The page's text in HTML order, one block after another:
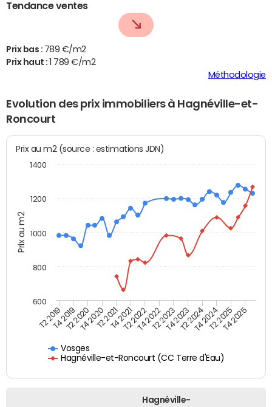
Tendance ventes
Prix bas : 789 €/m2
Prix haut :
1 789 €/m2
Méthodologie
Evolution des prix immobiliers à Hagnéville-et-
Roncourt
Prix au m2
Prix au m2 (source : estimations JDN)
Vosges
Hagnéville-et-Roncourt (CC Terre d'Eau)
T2 2019T4 2019T2 2020T4 2020T2 2021T4 2021T2 2022T4 2022T2 2023T4 2023T2 2024T4 2024T2 2025T4 2025
600
800
1000
1200
1400
Hagnéville-